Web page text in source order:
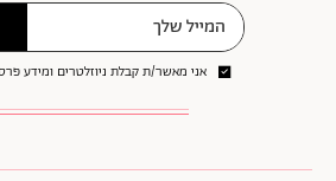
אני מאשר/ת קבלת ניוזלטרים ומידע